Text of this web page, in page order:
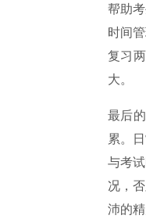
帮助
时间
复习
大。
最后
累。
与考
况，
沛的